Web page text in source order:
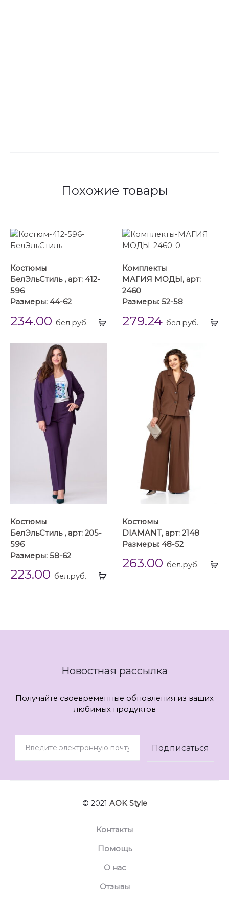
Похожие товары
Выбрать
Костюмы
БелЭльСтиль , арт: 412-
596
Размеры: 44-62
234.00 бел.руб.
Комплекты
МАГИЯ МОДЫ, арт:
2460
Размеры: 52-58
279.24 бел.руб.
Выбрать
Костюмы
БелЭльСтиль , арт: 205-
596
Размеры: 58-62
223.00 бел.руб.
Костюмы
DIAMANT, арт: 2148
Размеры: 48-52
263.00 бел.руб.
Новостная рассылка
Получайте своевременные обновления из ваших
любимых продуктов
© 2021 AOK Style
Контакты
Помощь
О нас
Отзывы